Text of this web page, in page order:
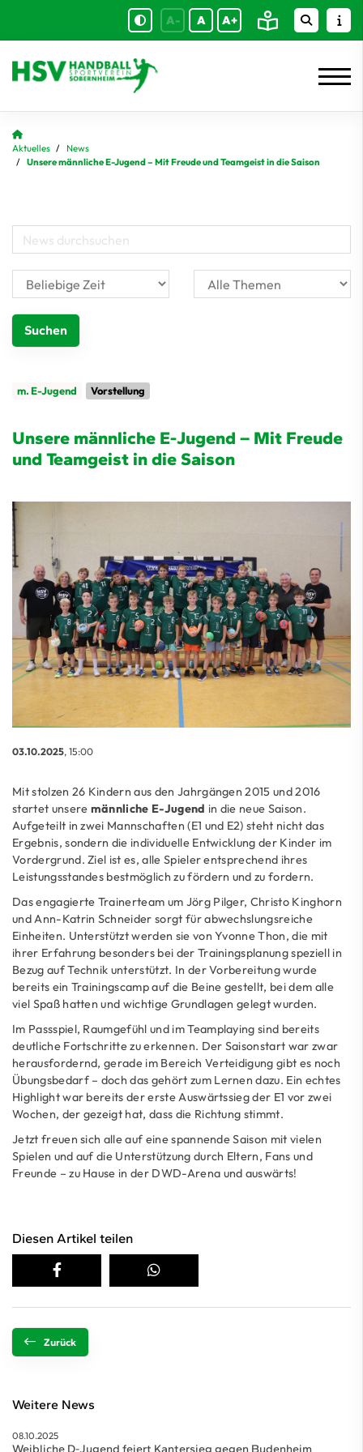
A- A A+
Aktuelles
News
Unsere männliche E-Jugend – Mit Freude und Teamgeist in die Saison
m. E-Jugend Vorstellung
Unsere männliche E-Jugend – Mit Freude
und Teamgeist in die Saison
03.10.2025, 15:00
Mit stolzen 26 Kindern aus den Jahrgängen 2015 und 2016
startet unsere männliche E-Jugend in die neue Saison.
Aufgeteilt in zwei Mannschaften (E1 und E2) steht nicht das
Ergebnis, sondern die individuelle Entwicklung der Kinder im
Vordergrund. Ziel ist es, alle Spieler entsprechend ihres
Leistungsstandes bestmöglich zu fördern und zu fordern.
Das engagierte Trainerteam um Jörg Pilger, Christo Kinghorn
und Ann-Katrin Schneider sorgt für abwechslungsreiche
Einheiten. Unterstützt werden sie von Yvonne Thon, die mit
ihrer Erfahrung besonders bei der Trainingsplanung speziell in
Bezug auf Technik unterstützt. In der Vorbereitung wurde
bereits ein Trainingscamp auf die Beine gestellt, bei dem alle
viel Spaß hatten und wichtige Grundlagen gelegt wurden.
Im Passspiel, Raumgefühl und im Teamplaying sind bereits
deutliche Fortschritte zu erkennen. Der Saisonstart war zwar
herausfordernd, gerade im Bereich Verteidigung gibt es noch
Übungsbedarf – doch das gehört zum Lernen dazu. Ein echtes
Highlight war bereits der erste Auswärtssieg der E1 vor zwei
Wochen, der gezeigt hat, dass die Richtung stimmt.
Jetzt freuen sich alle auf eine spannende Saison mit vielen
Spielen und auf die Unterstützung durch Eltern, Fans und
Freunde – zu Hause in der DWD-Arena und auswärts!
Diesen Artikel teilen
Zurück
Weitere News
08.10.2025
Weibliche D-Jugend feiert Kantersieg gegen Budenheim